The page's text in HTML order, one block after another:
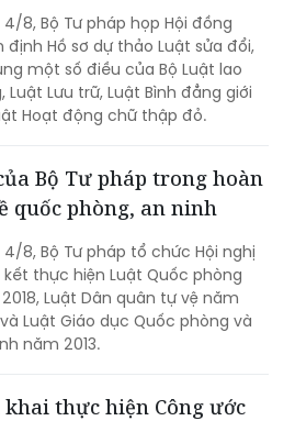
4/8, Bộ Tư pháp họp Hội đồng
định Hồ sơ dự thảo Luật sửa đổi,
một số điều của Bộ Luật lao
Luật Lưu trữ, Luật Bình đẳng giới
Hoạt động chữ thập đỏ.
Bộ Tư pháp trong hoàn
quốc phòng, an ninh
4/8, Bộ Tư pháp tổ chức Hội nghị
kết thực hiện Luật Quốc phòng
Luật Dân quân tự vệ năm
và Luật Giáo dục Quốc phòng và
năm 2013.
thực hiện Công ước